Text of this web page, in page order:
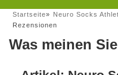
Startseite» Neuro Socks
Rezensionen
Was meinen